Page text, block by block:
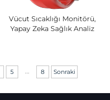
Vücut Sıcaklığı Monitörü,
Yapay Zeka Sağlık Analiz
5 8 Sonraki